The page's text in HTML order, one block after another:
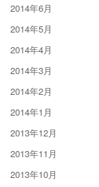
2014年6月
2014年5月
2014年4月
2014年3月
2014年2月
2014年1月
2013年12月
2013年11月
2013年10月